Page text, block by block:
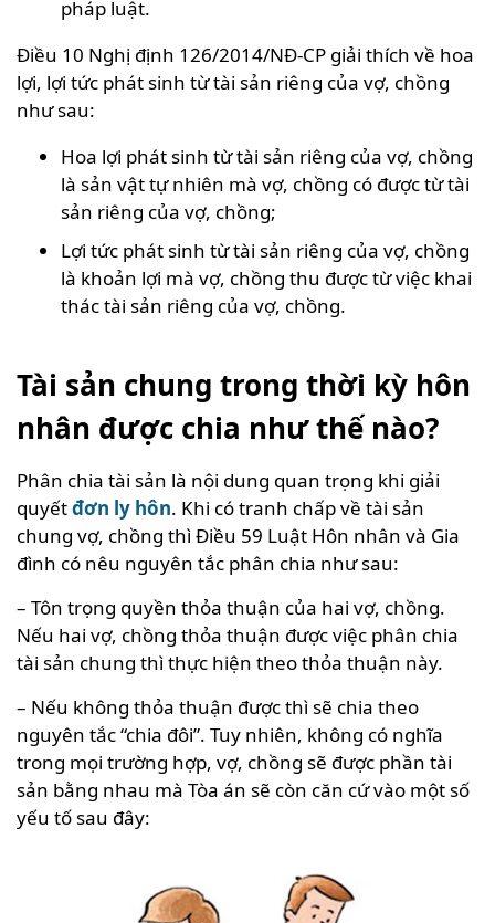
pháp luật.
Điều 10 Nghị định 126/2014/NĐ-CP giải thích về hoa
lợi, lợi tức phát sinh từ tài sản riêng của vợ, chồng
như sau:
Hoa lợi phát sinh từ tài sản riêng của vợ, chồng
là sản vật tự nhiên mà vợ, chồng có được từ tài
sản riêng của vợ, chồng;
Lợi tức phát sinh từ tài sản riêng của vợ, chồng
là khoản lợi mà vợ, chồng thu được từ việc khai
thác tài sản riêng của vợ, chồng.
Tài sản chung trong thời kỳ hôn
nhân được chia như thế nào?
Phân chia tài sản là nội dung quan trọng khi giải
quyếtđơn ly hôn. Khi có tranh chấp về tài sản
chung vợ, chồng thì Điều 59 Luật Hôn nhân và Gia
đình có nêu nguyên tắc phân chia như sau:
– Tôn trọng quyền thỏa thuận của hai vợ, chồng.
Nếu hai vợ, chồng thỏa thuận được việc phân chia
tài sản chung thì thực hiện theo thỏa thuận này.
– Nếu không thỏa thuận được thì sẽ chia theo
nguyên tắc “chia đôi”. Tuy nhiên, không có nghĩa
trong mọi trường hợp, vợ, chồng sẽ được phần tài
sản bằng nhau mà Tòa án sẽ còn căn cứ vào một số
yếu tố sau đây: